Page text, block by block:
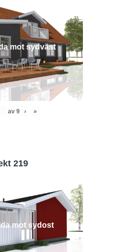
mot sydväst
av 9 › »
219
mot sydost